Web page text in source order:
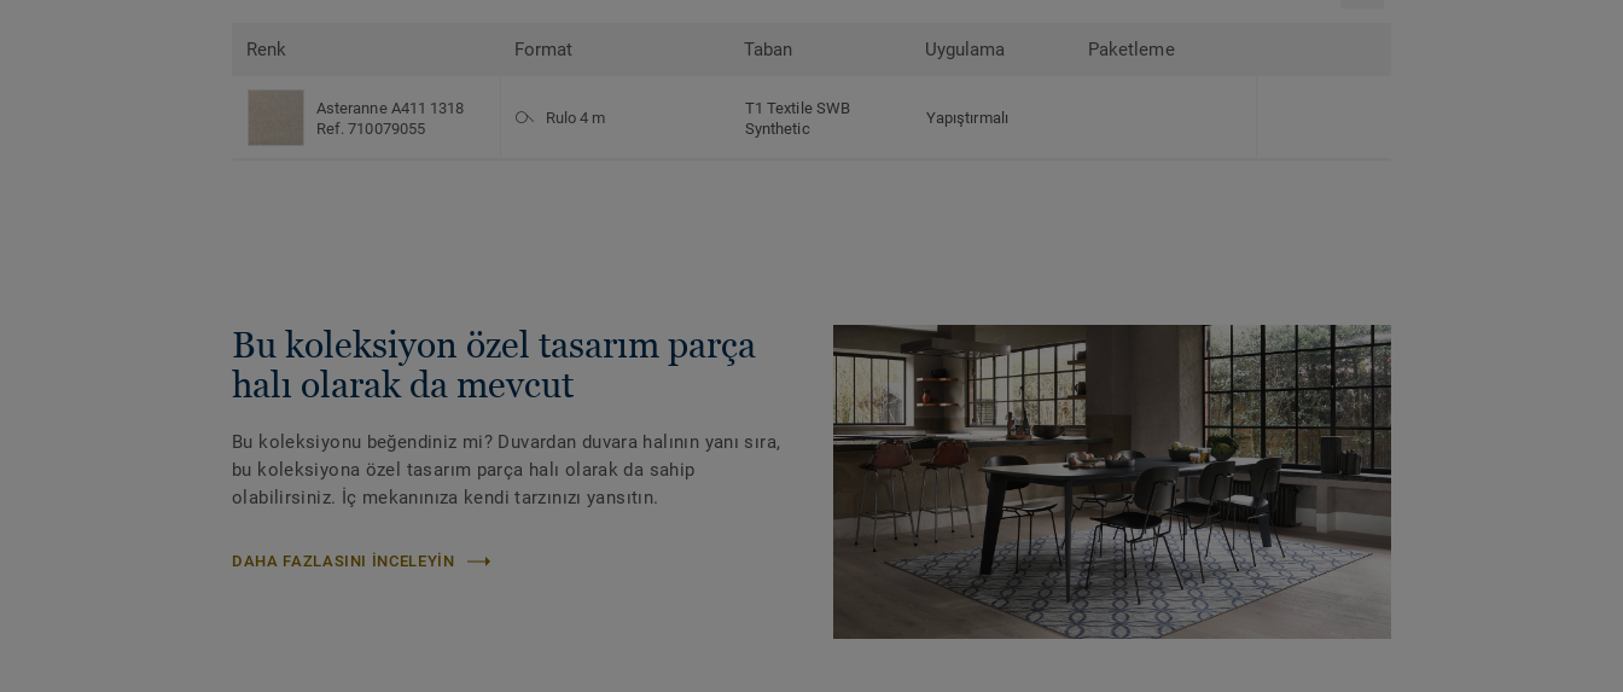
Renk Format Taban Uygulama Paketleme
Asteranne A411 1318
Ref. 710079055
Rulo 4 m
T1 Textile SWB
Synthetic
Yapıştırmalı
Bu koleksiyon özel tasarım parça
halı olarak da mevcut
Bu koleksiyonu beğendiniz mi? Duvardan duvara halının yanı sıra,
bu koleksiyona özel tasarım parça halı olarak da sahip
olabilirsiniz. İç mekanınıza kendi tarzınızı yansıtın.
DAHA FAZLASINI INCELEYIN